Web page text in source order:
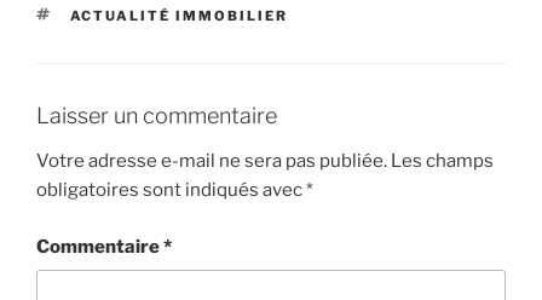
ÉTIQUETTES
ACTUALITÉ IMMOBILIER
Laisser un commentaire
Votre adresse e-mail ne sera pas publiée. Les champs
obligatoires sont indiqués avec*
Commentaire*